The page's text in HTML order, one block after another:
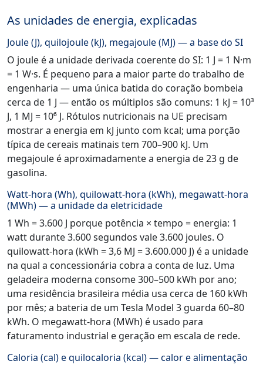
As unidades de energia, explicadas
Joule (J), quilojoule (kJ), megajoule (MJ) — a base do SI
O joule é a unidade derivada coerente do SI: 1 J = 1 N·m
= 1 W·s. É pequeno para a maior parte do trabalho de
engenharia — uma única batida do coração bombeia
cerca de 1 J — então os múltiplos são comuns: 1 kJ = 10³
J, 1 MJ = 10⁶ J. Rótulos nutricionais na UE precisam
mostrar a energia em kJ junto com kcal; uma porção
típica de cereais matinais tem 700–900 kJ. Um
megajoule é aproximadamente a energia de 23 g de
gasolina.
Watt-hora (Wh), quilowatt-hora (kWh), megawatt-hora
(MWh) — a unidade da eletricidade
1 Wh = 3.600 J porque potência × tempo = energia: 1
watt durante 3.600 segundos vale 3.600 joules. O
quilowatt-hora (kWh = 3,6 MJ = 3.600.000 J) é a unidade
na qual a concessionária cobra a conta de luz. Uma
geladeira moderna consome 300–500 kWh por ano;
uma residência brasileira média usa cerca de 160 kWh
por mês; a bateria de um Tesla Model 3 guarda 60–80
kWh. O megawatt-hora (MWh) é usado para
faturamento industrial e geração em escala de rede.
Caloria (cal) e quilocaloria (kcal) — calor e alimentação